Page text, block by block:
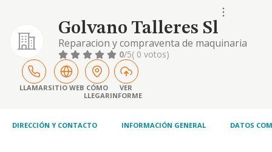
Golvano Talleres Sl
Reparacion y compraventa de maquinaria
agricola, industrial, de obras publicas y
camiones asi como la compraventa y
distribucion de recambios.
0/5( 0 votos)
LLAMARSITIO WEB CÓMO
LLEGAR
VER
INFORME
DIRECCIÓN Y CONTACTO INFORMACIÓN GENERAL DATOS